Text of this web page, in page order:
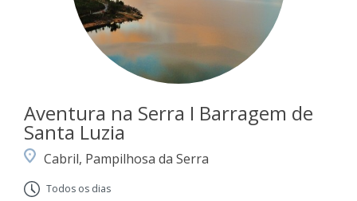
Aventura na Serra I Barragem de
Santa Luzia
Cabril, Pampilhosa da Serra
Todos os dias